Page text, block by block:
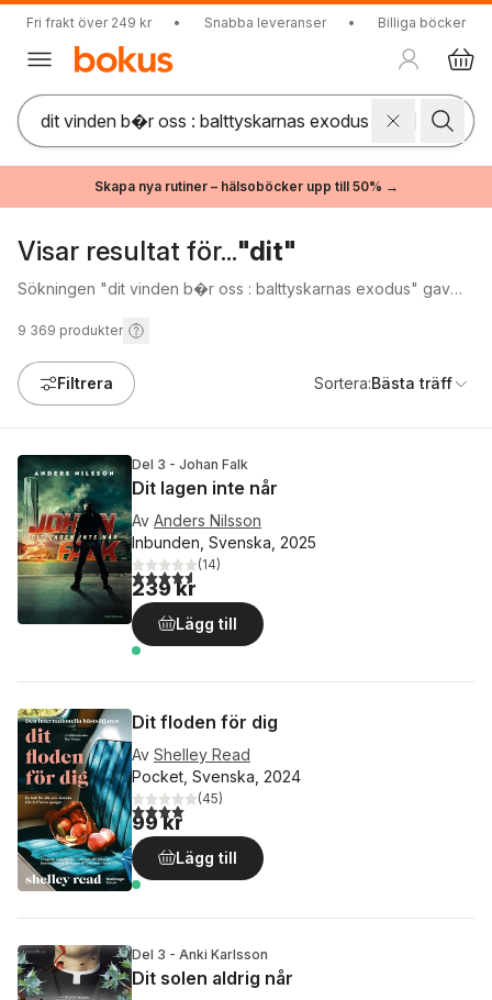
Fri frakt över 249 kr • Snabba leveranser • Billiga böcker
Skapa nya rutiner – hälsoböcker upp till 50% →
Visar resultat för..."dit"
Sökningen "dit vinden b�r oss : balttyskarnas exodus" gav
9 369 produkter
Filtrera Sortera:Bästa träff
Del 3 - Johan Falk
Dit lagen inte når
Av Anders Nilsson
Inbunden, Svenska, 2025
4,6utav 5 stjärnor. Totalt antal röster:
(14)
239 kr
Lägg till
Dit floden för dig
Av Shelley Read
Pocket, Svenska, 2024
4,0utav 5 stjärnor. Totalt antal röster:
(45)
99 kr
Lägg till
Del 3 - Anki Karlsson
Dit solen aldrig når